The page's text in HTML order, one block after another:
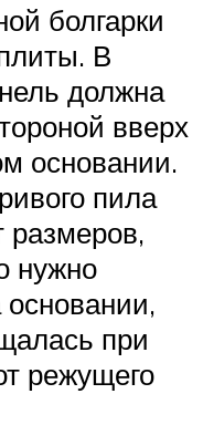
болгарки
В
должна
вверх
основании.
пила
размеров,
нужно
при
режущего